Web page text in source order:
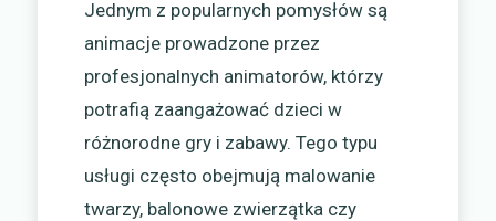
Jednym z popularnych pomysłów są
animacje prowadzone przez
profesjonalnych animatorów, którzy
potrafią zaangażować dzieci w
różnorodne gry i zabawy. Tego typu
usługi często obejmują malowanie
twarzy, balonowe zwierzątka czy